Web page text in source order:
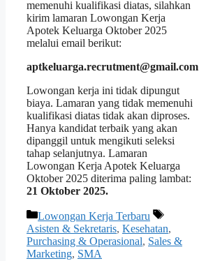
memenuhi kualifikasi diatas, silahkan
kirim lamaran Lowongan Kerja
Apotek Keluarga Oktober 2025
melalui email berikut:
aptkeluarga.recrutment@gmail.com
Lowongan kerja ini tidak dipungut
biaya. Lamaran yang tidak memenuhi
kualifikasi diatas tidak akan diproses.
Hanya kandidat terbaik yang akan
dipanggil untuk mengikuti seleksi
tahap selanjutnya. Lamaran
Lowongan Kerja Apotek Keluarga
Oktober 2025 diterima paling lambat:
21 Oktober 2025.
Kategori
Lowongan Kerja Terbaru
Tag
Asisten & Sekretaris, Kesehatan,
Purchasing & Operasional, Sales &
Marketing, SMA